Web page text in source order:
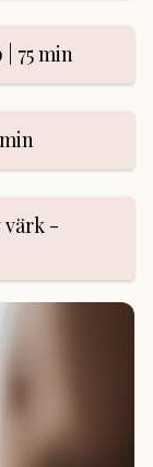
75 min
-